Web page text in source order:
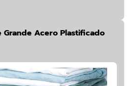
Grande Acero Plastificado